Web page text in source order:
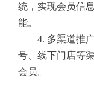
统，实现会员信
能。
4. 多渠道推
号、线下门店等
会员。